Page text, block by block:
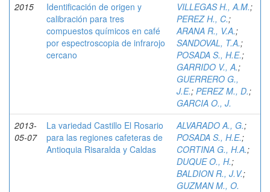
2015
Identificación de origen y
calibración para tres
compuestos químicos en café
por espectroscopia de infrarojo
cercano
VILLEGAS H., A.M.;
PEREZ H., C.;
ARANA R., V.A.;
SANDOVAL, T.A.;
POSADA S., H.E.;
GARRIDO V., A.;
GUERRERO G.,
J.E.; PEREZ M., D.;
GARCIA O., J.
2013-
05-07
La variedad Castillo El Rosario
para las regiones cafeteras de
Antioquia Risaralda y Caldas
ALVARADO A., G.;
POSADA S., H.E.;
CORTINA G., H.A.;
DUQUE O., H.;
BALDION R., J.V.;
GUZMAN M., O.